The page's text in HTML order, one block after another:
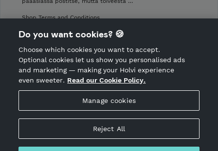
Hosted by Holvi
Holvi Payment Services Ltd is regulated by the Financial
© 2026 Holvi Payment Services Ltd.
Shop Terms and Conditions
Cancellation policy
CANCEL ORDER
Do you want cookies? 🍪
Choose which cookies you want to accept.
Optional cookies let us show you personalised ads
and marketing — making your Holvi experience
even sweeter. Read our Cookie Policy.
Manage cookies
Reject All